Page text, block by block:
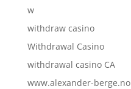
w
withdraw casino
Withdrawal Casino
withdrawal casino CA
www.alexander-berge.no